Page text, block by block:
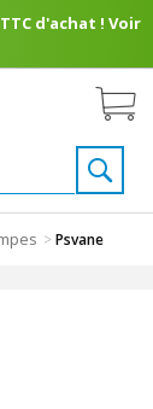
d'achat ! Voir
>Psvane